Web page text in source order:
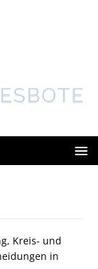
Kreis- und
in